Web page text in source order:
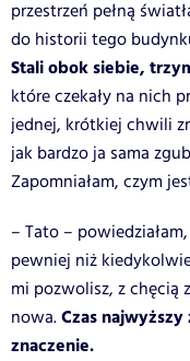
przestrzeń pełną
do historii tego
Stali obok siebie,
które czekały na nich
jednej, krótkiej chwili
jak bardzo ja sama
Zapomniałam, czym
– Tato –
pewniej niż
mi pozwolisz, z chęcią
nowa.Czas
znaczenie.